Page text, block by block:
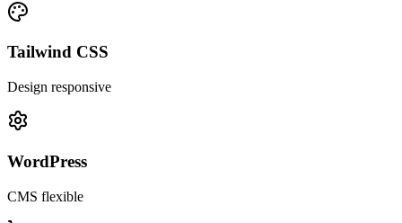
Tailwind CSS
Design responsive
WordPress
CMS flexible